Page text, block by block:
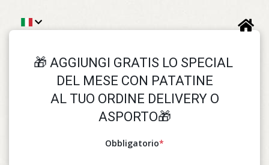
🎁 AGGIUNGI GRATIS LO SPECIAL
DEL MESE CON PATATINE
ASPORTO🎁
Obbligatorio*